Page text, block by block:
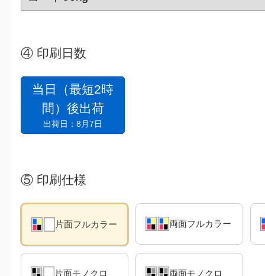
④ 印刷日数
当日（最短2時
間）後出荷
出荷日：8月7日
⑤ 印刷仕様
片面フルカラー 両面フルカラー
片面モノクロ 両面モノクロ